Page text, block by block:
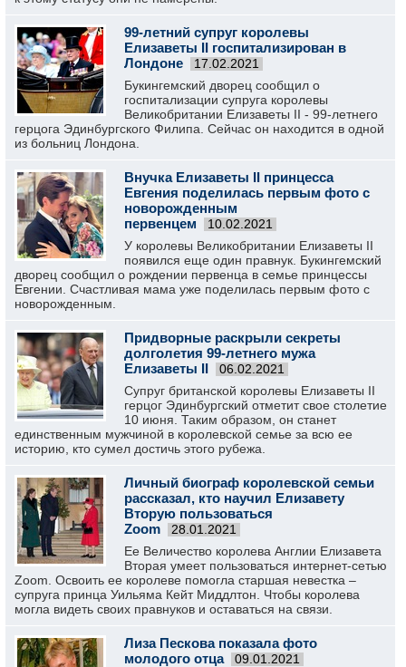
99-летний супруг королевы
Елизаветы II госпитализирован в
Лондоне
17.02.2021
Букингемский дворец сообщил о
госпитализации супруга королевы
Великобритании Елизаветы II - 99-летнего
герцога Эдинбургского Филипа. Сейчас он находится в одной
из больниц Лондона.
Внучка Елизаветы II принцесса
Евгения поделилась первым фото с
новорожденным
первенцем
10.02.2021
У королевы Великобритании Елизаветы II
появился еще один правнук. Букингемский
дворец сообщил о рождении первенца в семье принцессы
Евгении. Счастливая мама уже поделилась первым фото с
новорожденным.
Придворные раскрыли секреты
долголетия 99-летнего мужа
Елизаветы II
06.02.2021
Супруг британской королевы Елизаветы II
герцог Эдинбургский отметит свое столетие
10 июня. Таким образом, он станет
единственным мужчиной в королевской семье за всю ее
историю, кто сумел достичь этого рубежа.
Личный биограф королевской семьи
рассказал, кто научил Елизавету
Вторую пользоваться
Zoom
28.01.2021
Ее Величество королева Англии Елизавета
Вторая умеет пользоваться интернет-сетью
Zoom. Освоить ее королеве помогла старшая невестка –
супруга принца Уильяма Кейт Миддлтон. Чтобы королева
могла видеть своих правнуков и оставаться на связи.
Лиза Пескова показала фото
молодого отца
09.01.2021